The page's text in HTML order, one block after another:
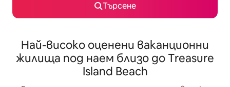
Търсене
Най-високо оценени ваканционни
жилища под наем близо до Treasure
Island Beach